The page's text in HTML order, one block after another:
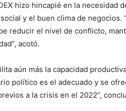
hizo hincapié en la necesidad
y el buen clima de negocios.
reducir el nivel de conflicto,
acotó.
aún más la capacidad
político es el adecuado y se
a la crisis en el 2022”,